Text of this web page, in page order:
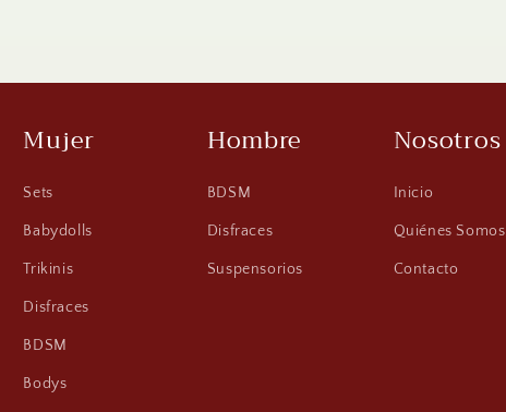
Mujer
Sets
Babydolls
Trikinis
Disfraces
BDSM
Bodys
Hombre
BDSM
Disfraces
Suspensorios
Nosotros
Inicio
Quiénes Somos
Contacto